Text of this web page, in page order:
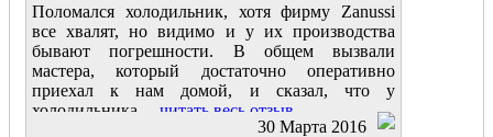
Поломался холодильник, хотя фирму Zanussi
все хвалят, но видимо и у их производства
бывают погрешности. В общем вызвали
мастера, который достаточно оперативно
приехал к нам домой, и сказал, что у
холодильника.... читать весь отзыв
30 Марта 2016